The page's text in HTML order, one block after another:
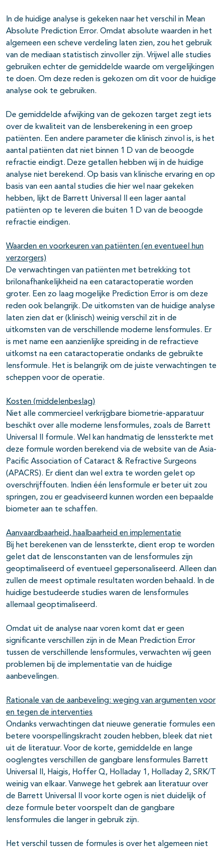
In de huidige analyse is gekeken naar het verschil in Mean
Absolute Prediction Error. Omdat absolute waarden in het
algemeen een scheve verdeling laten zien, zou het gebruik
van de mediaan statistisch zinvoller zijn. Vrijwel alle studies
gebruiken echter de gemiddelde waarde om vergelijkingen
te doen. Om deze reden is gekozen om dit voor de huidige
analyse ook te gebruiken.
De gemiddelde afwijking van de gekozen target zegt iets
over de kwaliteit van de lensberekening in een groep
patiënten. Een andere parameter die klinisch zinvol is, is het
aantal patiënten dat niet binnen 1 D van de beoogde
refractie eindigt. Deze getallen hebben wij in de huidige
analyse niet berekend. Op basis van klinische ervaring en op
basis van een aantal studies die hier wel naar gekeken
hebben, lijkt de Barrett Universal II een lager aantal
patiënten op te leveren die buiten 1 D van de beoogde
refractie eindigen.
Waarden en voorkeuren van patiënten (en eventueel hun
verzorgers)
De verwachtingen van patiënten met betrekking tot
brilonafhankelijkheid na een cataractoperatie worden
groter. Een zo laag mogelijke Prediction Error is om deze
reden ook belangrijk. De uitkomsten van de huidige analyse
laten zien dat er (klinisch) weinig verschil zit in de
uitkomsten van de verschillende moderne lensformules. Er
is met name een aanzienlijke spreiding in de refractieve
uitkomst na een cataractoperatie ondanks de gebruikte
lensformule. Het is belangrijk om de juiste verwachtingen te
scheppen voor de operatie.
Kosten (middelenbeslag)
Niet alle commercieel verkrijgbare biometrie-apparatuur
beschikt over alle moderne lensformules, zoals de Barrett
Universal II formule. Wel kan handmatig de lenssterkte met
deze formule worden berekend via de website van de Asia-
Pacific Association of Cataract & Refractive Surgeons
(APACRS). Er dient dan wel extra te worden gelet op
overschrijffouten. Indien één lensformule er beter uit zou
springen, zou er geadviseerd kunnen worden een bepaalde
biometer aan te schaffen.
Aanvaardbaarheid, haalbaarheid en implementatie
Bij het berekenen van de lenssterkte, dient erop te worden
gelet dat de lensconstanten van de lensformules zijn
geoptimaliseerd of eventueel gepersonaliseerd. Alleen dan
zullen de meest optimale resultaten worden behaald. In de
huidige bestudeerde studies waren de lensformules
allemaal geoptimaliseerd.
Omdat uit de analyse naar voren komt dat er geen
significante verschillen zijn in de Mean Prediction Error
tussen de verschillende lensformules, verwachten wij geen
problemen bij de implementatie van de huidige
aanbevelingen.
Rationale van de aanbeveling: weging van argumenten voor
en tegen de interventies
Ondanks verwachtingen dat nieuwe generatie formules een
betere voorspellingskracht zouden hebben, bleek dat niet
uit de literatuur. Voor de korte, gemiddelde en lange
ooglengtes verschillen de gangbare lensformules Barrett
Universal II, Haigis, Hoffer Q, Holladay 1, Holladay 2, SRK/T
weinig van elkaar. Vanwege het gebrek aan literatuur over
de Barrett Universal II voor korte ogen is niet duidelijk of
deze formule beter voorspelt dan de gangbare
lensformules die langer in gebruik zijn.
Het verschil tussen de formules is over het algemeen niet